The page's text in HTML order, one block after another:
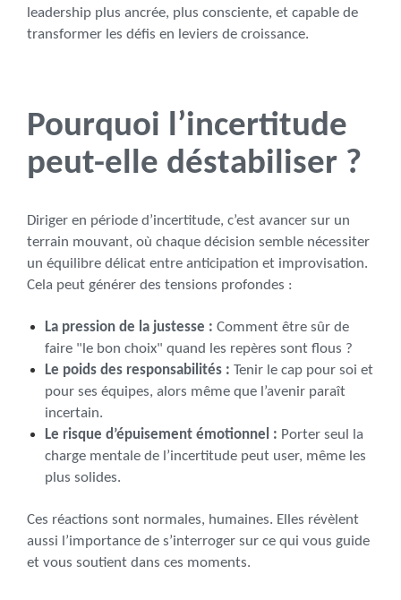
leadership plus ancrée, plus consciente, et capable de
transformer les défis en leviers de croissance.
Pourquoi l’incertitude
peut-elle déstabiliser ?
Diriger en période d’incertitude, c’est avancer sur un
terrain mouvant, où chaque décision semble nécessiter
un équilibre délicat entre anticipation et improvisation.
Cela peut générer des tensions profondes :
La pression de la justesse : Comment être sûr de
faire "le bon choix" quand les repères sont flous ?
Le poids des responsabilités : Tenir le cap pour soi et
pour ses équipes, alors même que l’avenir paraît
incertain.
Le risque d’épuisement émotionnel : Porter seul la
charge mentale de l’incertitude peut user, même les
plus solides.
Ces réactions sont normales, humaines. Elles révèlent
aussi l’importance de s’interroger sur ce qui vous guide
et vous soutient dans ces moments.